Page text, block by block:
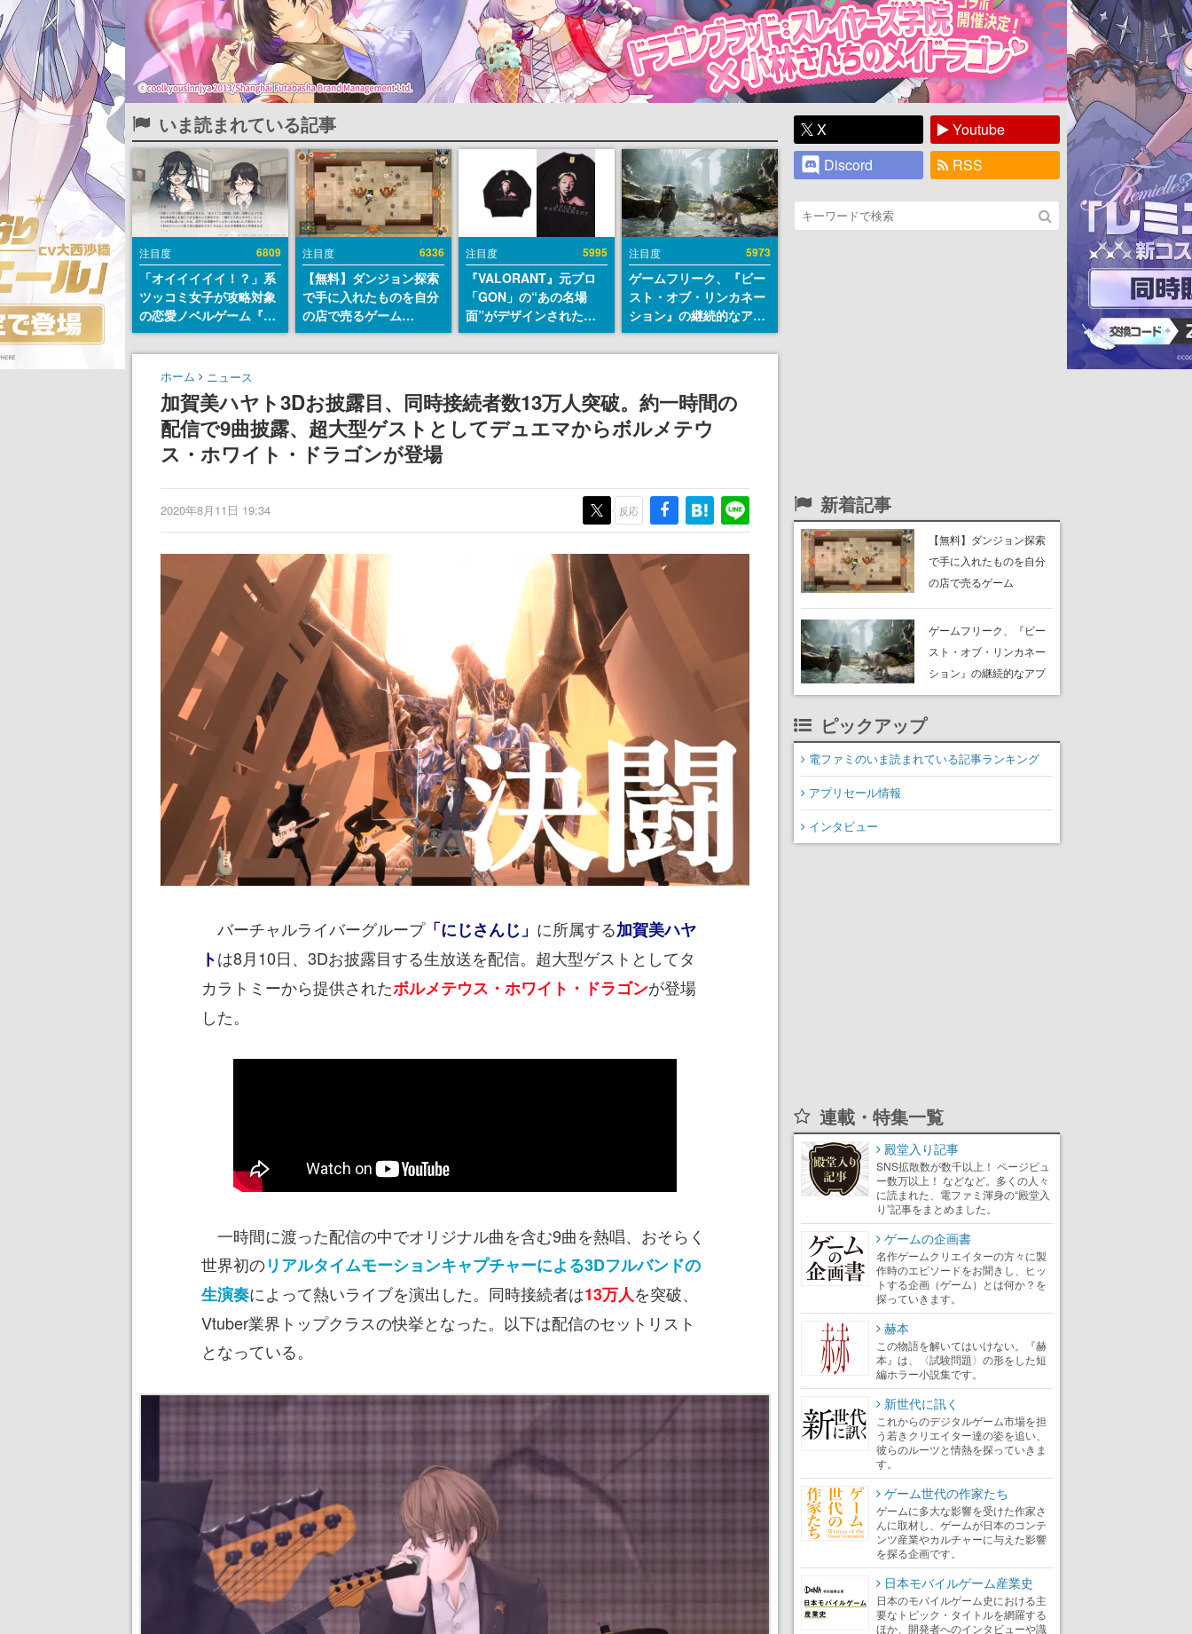
いま読まれている記事
注目度 6809
「オイイイイイ！？」系
ツッコミ女子が攻略対象
の恋愛ノベルゲーム『美
術部カノジョ』Steamス
トアページが公開。「お
前らーそろそろ自重しろ
ー？＾＾」暗黒微笑の夢
女子や、萌え声不思議ち
ゃん女子と青春を謳歌
注目度 6336
【無料】ダンジョン探索
で手に入れたものを自分
の店で売るゲーム
『Moonlighter』が
Steamにて無料配布中！
の9月2日正式リリースを
記念したキャンペーン
注目度 5995
『VALORANT』元プロ
「GON」の“あの名場
面”がデザインされた新
作グッズが本日8月5日よ
り期間限定で発売。Tシ
クキーなどが全品受注生
産で登場、過去に発売し
たグッズの再販も
注目度 5973
ゲームフリーク、『ビー
スト・オブ・リンカネー
ション』の継続的なアプ
デ方針を表明。ユーザー
からの意見を真摯に受け
チは約1週間以内に配信
される予定
ホーム ニュース
加賀美ハヤト3Dお披露目、同時接続者数13万人突破。約一時間の
配信で9曲披露、超大型ゲストとしてデュエマからボルメテウ
ス・ホワイト・ドラゴンが登場
2020年8月11日 19:34 反応
バーチャルライバーグループ「にじさんじ」 に所属する加賀美ハヤ
トは8月10日、3Dお披露目する生放送を配信。超大型ゲストとしてタ
カラトミーから提供されたボルメテウス・ホワイト・ドラゴンが登場
した。
一時間に渡った配信の中でオリジナル曲を含む9曲を熱唱、おそらく
世界初のリアルタイムモーションキャプチャーによる3Dフルバンドの
生演奏によって熱いライブを演出した。同時接続者は13万人を突破、
Vtuber業界トップクラスの快挙となった。以下は配信のセットリスト
となっている。
X
Youtube
Discord
RSS
新着記事
【無料】ダンジョン探索
で手に入れたものを自分
の店で売るゲーム
にて無料配布中！続編
『Moonlighter 2』の9月2
日正式リリースを記念し
ゲームフリーク、『ビー
スト・オブ・リンカネー
ション』の継続的なアプ
デ方針を表明。ユーザー
チは約1週間以内に配信さ
れる予定
ピックアップ
電ファミのいま読まれている記事ランキング
アプリセール情報
インタビュー
連載・特集一覧
殿堂入り記事
SNS拡散数が数千以上！ ページビュ
ー数万以上！ などなど。多くの人々
に読まれた、電ファミ渾身の“殿堂入
り”記事をまとめました。
ゲームの企画書
名作ゲームクリエイターの方々に製
作時のエピソードをお聞きし、ヒッ
トする企画（ゲーム）とは何か？を
探っていきます。
赫本
この物語を解いてはいけない。『赫
本』は、〈試験問題〉の形をした短
編ホラー小説集です。
新世代に訊く
これからのデジタルゲーム市場を担
う若きクリエイター達の姿を追い、
彼らのルーツと情熱を探っていきま
す。
ゲーム世代の作家たち
ゲームに多大な影響を受けた作家さ
んに取材し、ゲームが日本のコンテ
ンツ産業やカルチャーに与えた影響
を探る企画です。
日本モバイルゲーム産業史
日本のモバイルゲーム史における主
要なトピック・タイトルを網羅する
ほか、開発者へのインタビューや識